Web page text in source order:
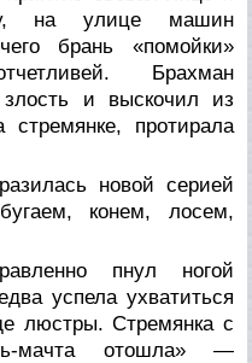
на улице машин
брань «помойки»
Брахман
злость и выскочил из
протирала
новой серией
конем, лосем,
пнул ногой
успела ухватиться
люстры. Стремянка с
мачта отошла» —